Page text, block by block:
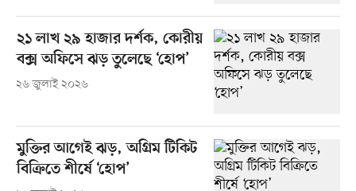
২১ লাখ ২৯ হাজার দর্শক, কোরীয়
বক্স অফিসে ঝড় তুলেছে ‘হোপ’
২৬ জুলাই ২০২৬
মুক্তির আগেই ঝড়, অগ্রিম টিকিট
বিক্রিতে শীর্ষে ‘হোপ’